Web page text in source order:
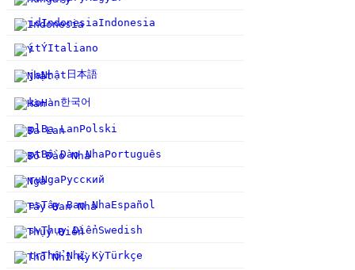
idIndonesiaIndonesia
itÝItaliano
jaNhật 日本語
koHàn한국어
plBa LanPolski
ptBồ Đào NhaPortuguês
ruNgaРусский
esTây Ban NhaEspañol
svThụy ĐiểnSwedish
trThổ Nhĩ KỳTürkçe